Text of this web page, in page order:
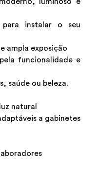
luminoso e
instalar o seu
ampla exposição
funcionalidade e
saúde ou beleza.
natural
a gabinetes